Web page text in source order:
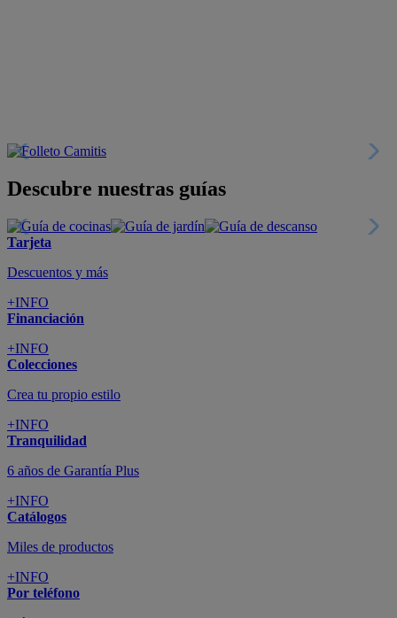
Descubre nuestras guías
Tarjeta
Descuentos y más
+INFO
Financiación
+INFO
Colecciones
Crea tu propio estilo
+INFO
Tranquilidad
6 años de Garantía Plus
+INFO
Catálogos
Miles de productos
+INFO
Por teléfono